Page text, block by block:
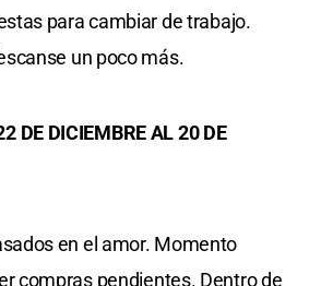
para cambiar de trabajo.
un poco más.
DE DICIEMBRE AL 20 DE
en el amor. Momento
compras pendientes. Dentro de